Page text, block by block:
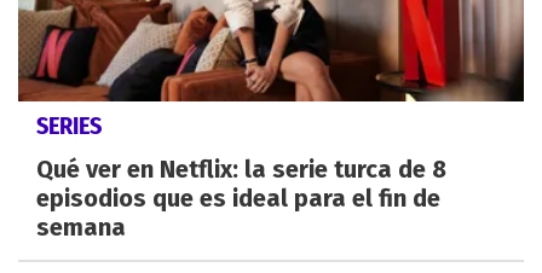
SERIES
Qué ver en Netflix: la serie turca de 8
episodios que es ideal para el fin de
semana